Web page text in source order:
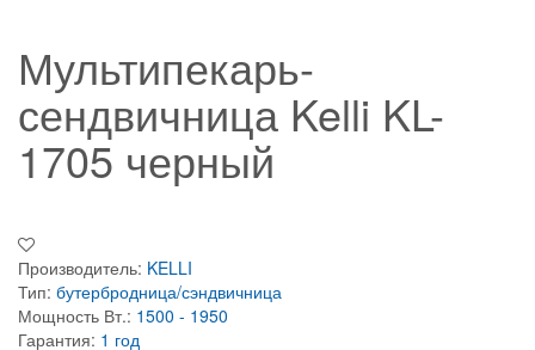
Мультипекарь-
сендвичница Kelli KL-
1705 черный
Производитель: KELLI
Тип: бутербродница/сэндвичница
Мощность Вт.: 1500 - 1950
Гарантия: 1 год